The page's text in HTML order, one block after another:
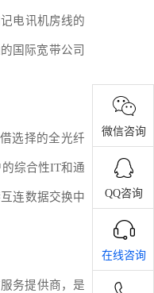
微信咨询
QQ咨询
在线咨询
电讯机房线的
国际宽带公司
选择的全光纤
综合性IT和通
连数据交换中
务提供商，是